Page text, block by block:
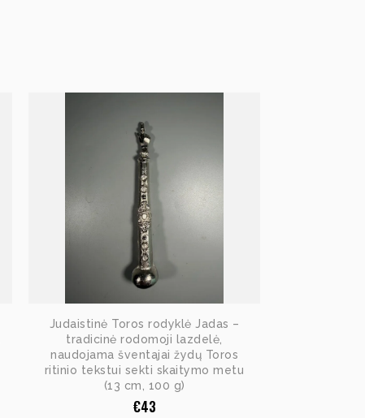
Judaistinė Toros rodyklė Jadas –
tradicinė rodomoji lazdelė,
naudojama šventajai žydų Toros
ritinio tekstui sekti skaitymo metu
(13 cm, 100 g)
€43